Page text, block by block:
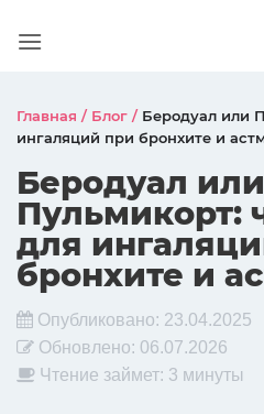
Главная / Блог / Беродуал или
ингаляций при бронхите и
Беродуал или
Пульмикорт:
для
бронхите и
Опубликовано: 23.04.2025
Обновлено: 06.07.2026
Чтение займет: 3 минуты